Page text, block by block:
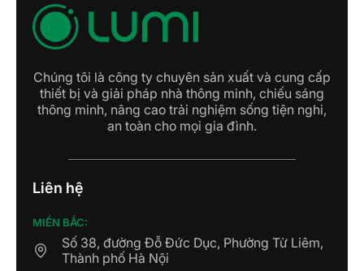
Chúng tôi là công ty chuyên sản xuất và cung cấp
thiết bị và giải pháp nhà thông minh, chiếu sáng
thông minh, nâng cao trải nghiệm sống tiện nghi,
an toàn cho mọi gia đình.
Liên hệ
MIỀN BẮC:
Số 38, đường Đỗ Đức Dục, Phường Từ Liêm,
Thành phố Hà Nội